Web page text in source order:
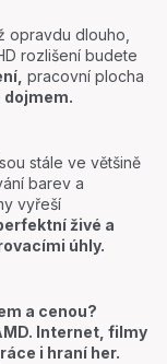
opravdu dlouho,
rozlišení budete
pracovní plocha
stále ve většině
barev a
vyřeší
živé a
úhly.
a cenou?
Internet, filmy
i hraní her.